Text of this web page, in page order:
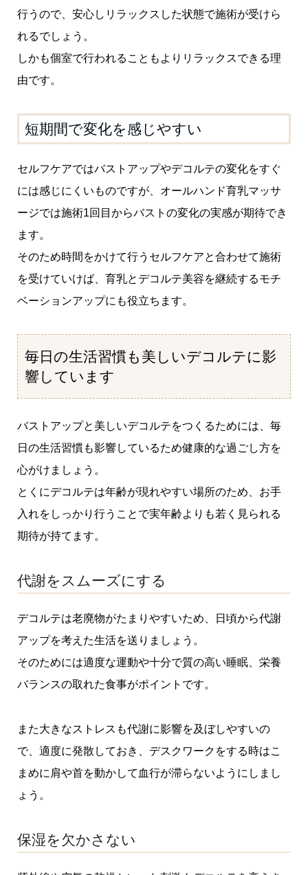
行うので、安心しリラックスした状態で施術が受けら
れるでしょう。
しかも個室で行われることもよりリラックスできる理
由です。
短期間で変化を感じやすい
セルフケアではバストアップやデコルテの変化をすぐ
には感じにくいものですが、オールハンド育乳マッサ
ージでは施術1回目からバストの変化の実感が期待でき
ます。
そのため時間をかけて行うセルフケアと合わせて施術
を受けていけば、育乳とデコルテ美容を継続するモチ
ベーションアップにも役立ちます。
毎日の生活習慣も美しいデコルテに影
響しています
バストアップと美しいデコルテをつくるためには、毎
日の生活習慣も影響しているため健康的な過ごし方を
心がけましょう。
とくにデコルテは年齢が現れやすい場所のため、お手
入れをしっかり行うことで実年齢よりも若く見られる
期待が持てます。
代謝をスムーズにする
デコルテは老廃物がたまりやすいため、日頃から代謝
アップを考えた生活を送りましょう。
そのためには適度な運動や十分で質の高い睡眠、栄養
バランスの取れた食事がポイントです。
また大きなストレスも代謝に影響を及ぼしやすいの
で、適度に発散しておき、デスクワークをする時はこ
まめに肩や首を動かして血行が滞らないようにしまし
ょう。
保湿を欠かさない